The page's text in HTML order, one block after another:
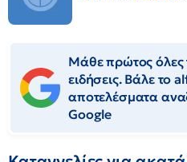
Μάθε πρώτος όλες
ειδήσεις. Βάλε το
αποτελέσματα
Google